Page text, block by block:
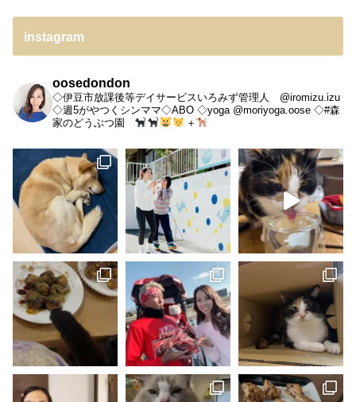
instagram
oosedondon
◇伊豆市放課後等デイサービスいろみず管理人 @iromizu.izu
◇週5がやつくシンママ◇ABO ◇yoga @moriyoga.oose ◇#森
家のどうぶつ園
＋